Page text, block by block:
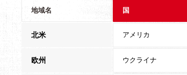
地域名 国
北米 アメリカ
欧州 ウクライナ